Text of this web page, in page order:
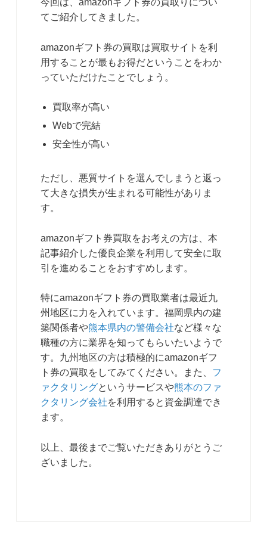
今回は、amazonギフト券の買取りについ
てご紹介してきました。
amazonギフト券の買取は買取サイトを利
用することが最もお得だということをわか
っていただけたことでしょう。
買取率が高い
Webで完結
安全性が高い
ただし、悪質サイトを選んでしまうと返っ
て大きな損失が生まれる可能性がありま
す。
amazonギフト券買取をお考えの方は、本
記事紹介した優良企業を利用して安全に取
引を進めることをおすすめします。
特にamazonギフト券の買取業者は最近九
州地区に力を入れています。福岡県内の建
築関係者や熊本県内の警備会社など様々な
職種の方に業界を知ってもらいたいようで
す。九州地区の方は積極的にamazonギフ
ト券の買取をしてみてください。また、 フ
ァクタリングというサービスや熊本のファ
クタリング会社を利用すると資金調達でき
ます。
以上、最後までご覧いただきありがとうご
ざいました。